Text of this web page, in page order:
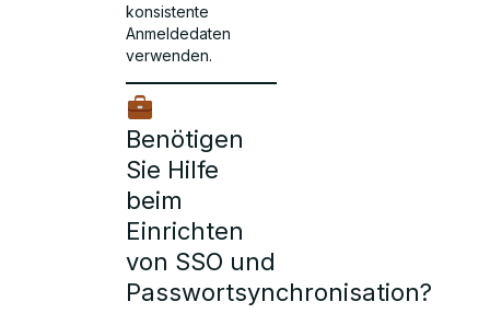
konsistente
Anmeldedaten
verwenden.
Benötigen
Sie Hilfe
beim
Einrichten
von SSO und
Passwortsynchronisation?